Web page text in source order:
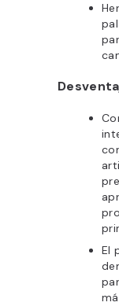
El